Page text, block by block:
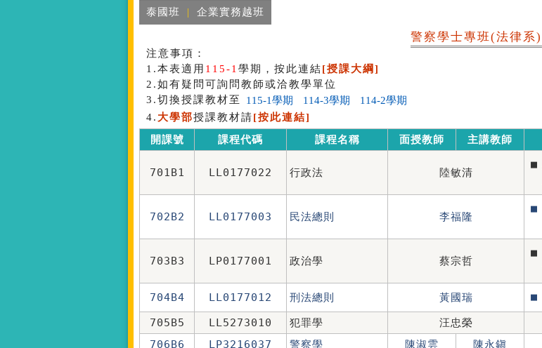
泰國班
| 企業實務越班
警察學士專班(法律系)
注意事項：
1.本表適用 115-1 學期，按此連結[授課大綱]
2.如有疑問可詢問教師或洽教學單位
3.切換授課教材至
4. 大學部授課教材請[按此連結]
開課號
課程代碼 課程名稱 面授教師 主講教師
701B1 LL0177022 行政法 陸敏清
■
702B2 LL0177003 民法總則 李福隆
■
703B3 LP0177001 政治學 蔡宗哲
■
704B4 LL0177012 刑法總則 黃國瑞 ■
705B5 LL5273010 犯罪學
汪忠榮
706B6
LP3216037 警察學 陳淑雲 陳永鎭